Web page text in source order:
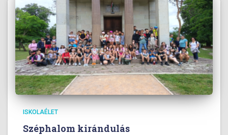
ISKOLAÉLET
Széphalom kirándulás